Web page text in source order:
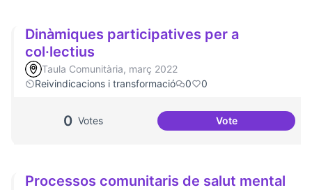
Dinàmiques participatives per a
col·lectius
Taula Comunitària, març 2022
Reivindicacions i transformació
0 0
0 Votes VoteDinàmiques
Processos comunitaris de salut mental